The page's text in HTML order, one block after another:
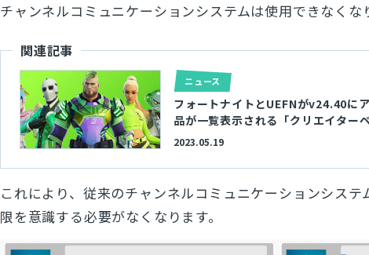
チャンネルコミュニケーションシステムは使用できなくな
関連記事
ニュース
フォートナイトとUEFNがv24.40に
品が一覧表示される「クリエイター
2023.05.19
これにより、従来のチャンネルコミュニケーションシス
限を意識する必要がなくなります。